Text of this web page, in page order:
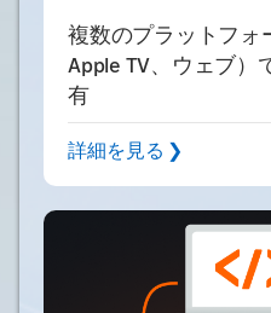
複数のプラットフォ
Apple TV、ウェブ）
有
詳細を見る ❯